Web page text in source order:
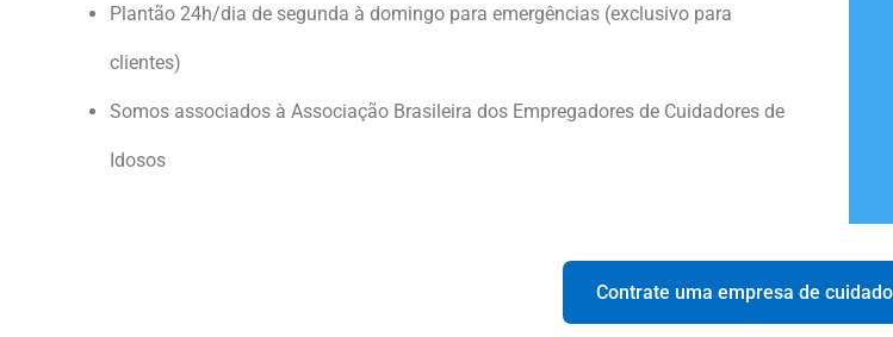
Plantão 24h/dia de segunda à domingo para emergências (exclusivo para
clientes)
Somos associados à Associação Brasileira dos Empregadores de Cuidadores de
Idosos
Contrate uma empresa de